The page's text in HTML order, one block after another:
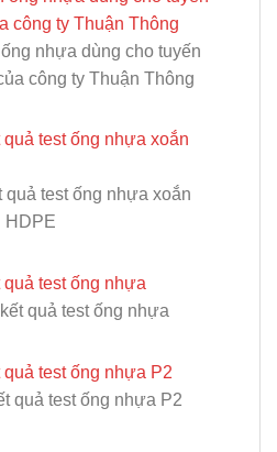
nhựa dùng cho tuyến
công ty Thuận Thông
quả test ống nhựa xoắn
HDPE
quả test ống nhựa
quả test ống nhựa P2